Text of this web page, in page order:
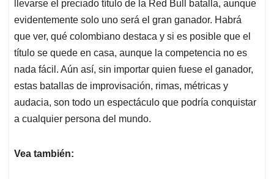
llevarse el preciado título de la Red Bull batalla, aunque
evidentemente solo uno será el gran ganador. Habrá
que ver, qué colombiano destaca y si es posible que el
título se quede en casa, aunque la competencia no es
nada fácil. Aún así, sin importar quien fuese el ganador,
estas batallas de improvisación, rimas, métricas y
audacia, son todo un espectáculo que podría conquistar
a cualquier persona del mundo.
Vea también: